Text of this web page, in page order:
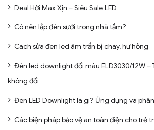
Deal Hời Max Xịn – Siêu Sale LED
Có nên lắp đèn sưởi trong nhà tắm?
Cách sửa đèn led âm trần bị cháy, hư hỏng
Đèn led downlight đổi màu ELD3030/12W –
không đổi
Đèn LED Downlight là gì? Ứng dụng và
Các biện pháp bảo vệ an toàn điện cho trẻ